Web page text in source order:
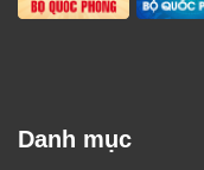
Danh mục